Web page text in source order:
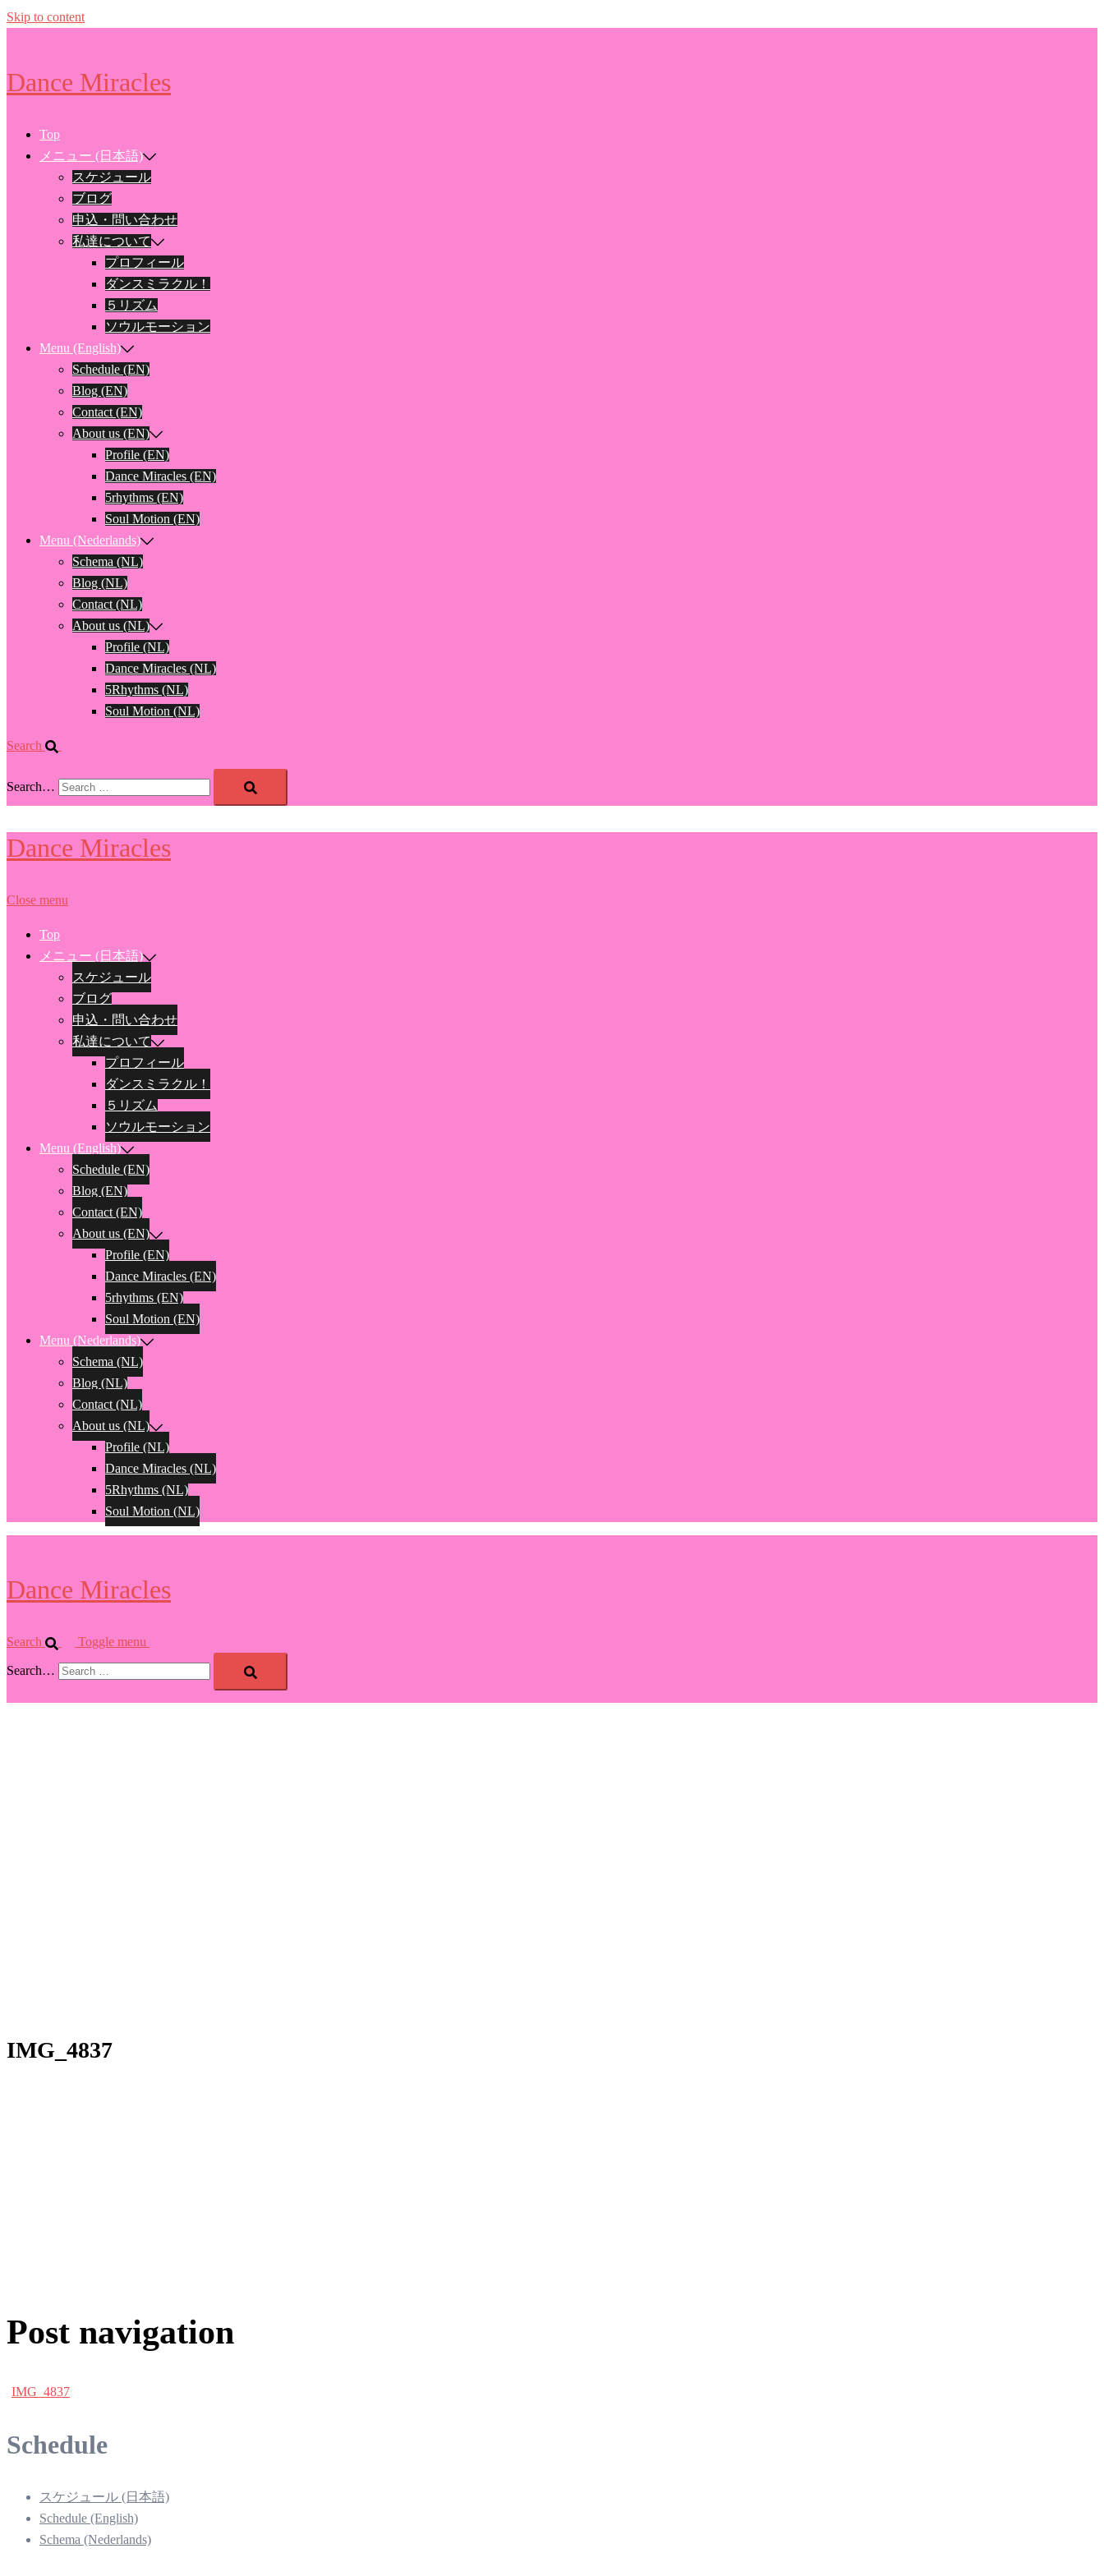
Skip to content
Dance Miracles
Top
メニュー (日本語)
スケジュール
ブログ
申込・問い合わせ
私達について
プロフィール
ダンスミラクル！
５リズム
ソウルモーション
Menu (English)
Schedule (EN)
Blog (EN)
Contact (EN)
About us (EN)
Profile (EN)
Dance Miracles (EN)
5rhythms (EN)
Soul Motion (EN)
Menu (Nederlands)
Schema (NL)
Blog (NL)
Contact (NL)
About us (NL)
Profile (NL)
Dance Miracles (NL)
5Rhythms (NL)
Soul Motion (NL)
Search
Search…
Dance Miracles
Close menu
Top
メニュー (日本語)
スケジュール
ブログ
申込・問い合わせ
私達について
プロフィール
ダンスミラクル！
５リズム
ソウルモーション
Menu (English)
Schedule (EN)
Blog (EN)
Contact (EN)
About us (EN)
Profile (EN)
Dance Miracles (EN)
5rhythms (EN)
Soul Motion (EN)
Menu (Nederlands)
Schema (NL)
Blog (NL)
Contact (NL)
About us (NL)
Profile (NL)
Dance Miracles (NL)
5Rhythms (NL)
Soul Motion (NL)
Dance Miracles
Search Toggle menu
Search…
IMG_4837
Post navigation
IMG_4837
Schedule
スケジュール (日本語)
Schedule (English)
Schema (Nederlands)